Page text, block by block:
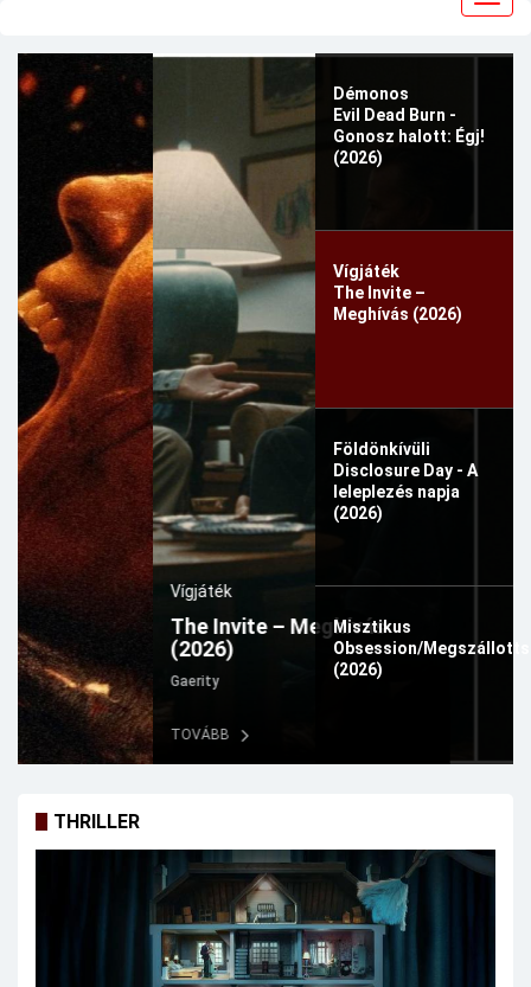
Démonos
Evil Dead Burn -
Gonosz halott: Égj!
(2026)
Vígjáték
The Invite –
Meghívás (2026)
Földönkívüli
Disclosure Day - A
leleplezés napja
(2026)
Misztikus
Obsession/
(2026)
Vígjáték
The Invite – Meghívás
(2026)
Gaerity
THRILLER